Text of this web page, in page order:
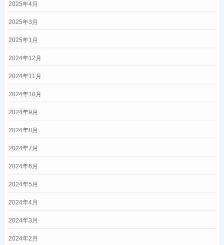
2025年4月
2025年3月
2025年1月
2024年12月
2024年11月
2024年10月
2024年9月
2024年8月
2024年7月
2024年6月
2024年5月
2024年4月
2024年3月
2024年2月